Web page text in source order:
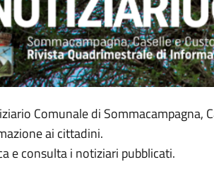
Comunale di Sommacampagna,
ai cittadini.
e consulta i notiziari pubblicati.